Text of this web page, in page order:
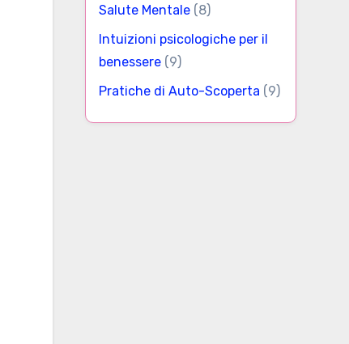
Salute Mentale(8)
Intuizioni psicologiche per il
benessere(9)
Pratiche di Auto-Scoperta (9)